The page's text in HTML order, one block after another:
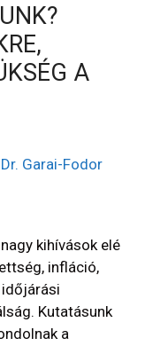
A
Dr. Garai-Fodor
kihívások elé
infláció,
Kutatásunk
a